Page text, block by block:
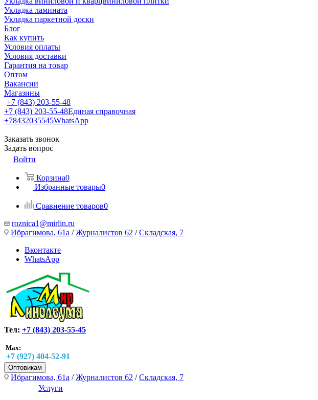
Укладка ламината
Укладка паркетной доски
Блог
Как купить
Условия оплаты
Условия доставки
Гарантия на товар
Оптом
Вакансии
Магазины
+7 (843) 203-55-48
+7 (843) 203-55-48Единая справочная
+78432035545WhatsApp
Заказать звонок
Задать вопрос
Войти
Корзина0
Избранные товары0
Сравнение товаров0
roznica1@mirlin.ru
Ибрагимова, 61а /Журналистов 62 /Складская, 7
Вконтакте
WhatsApp
Тел: +7 (843) 203-55-45
Max:
+7 (927) 404-52-91
Оптовикам
Ибрагимова, 61а /Журналистов 62 /Складская, 7
Услуги